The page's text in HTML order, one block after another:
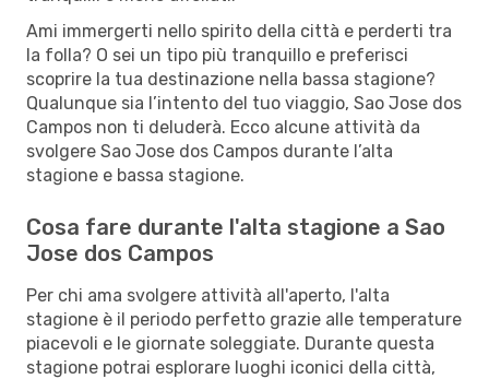
Ami immergerti nello spirito della città e perderti tra
la folla? O sei un tipo più tranquillo e preferisci
scoprire la tua destinazione nella bassa stagione?
Qualunque sia l’intento del tuo viaggio, Sao Jose dos
Campos non ti deluderà. Ecco alcune attività da
svolgere Sao Jose dos Campos durante l’alta
stagione e bassa stagione.
Cosa fare durante l'alta stagione a Sao
Jose dos Campos
Per chi ama svolgere attività all'aperto, l'alta
stagione è il periodo perfetto grazie alle temperature
piacevoli e le giornate soleggiate. Durante questa
stagione potrai esplorare luoghi iconici della città,